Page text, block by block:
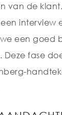
van de
interview
een goed
fase